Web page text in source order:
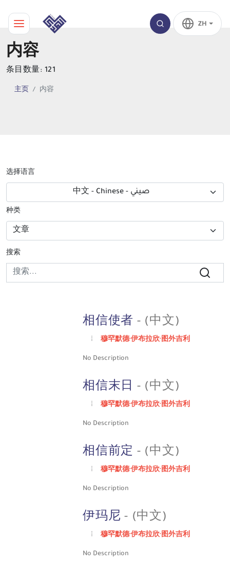
ZH
内容
条目数量: 121
主页 内容
选择语言
中文 - Chinese - صيني
种类
搜索
相信使者 - (中文)
穆罕默德·伊布拉欣·图外吉利
No Description
相信末日 - (中文)
穆罕默德·伊布拉欣·图外吉利
No Description
相信前定 - (中文)
穆罕默德·伊布拉欣·图外吉利
No Description
伊玛尼 - (中文)
穆罕默德·伊布拉欣·图外吉利
No Description